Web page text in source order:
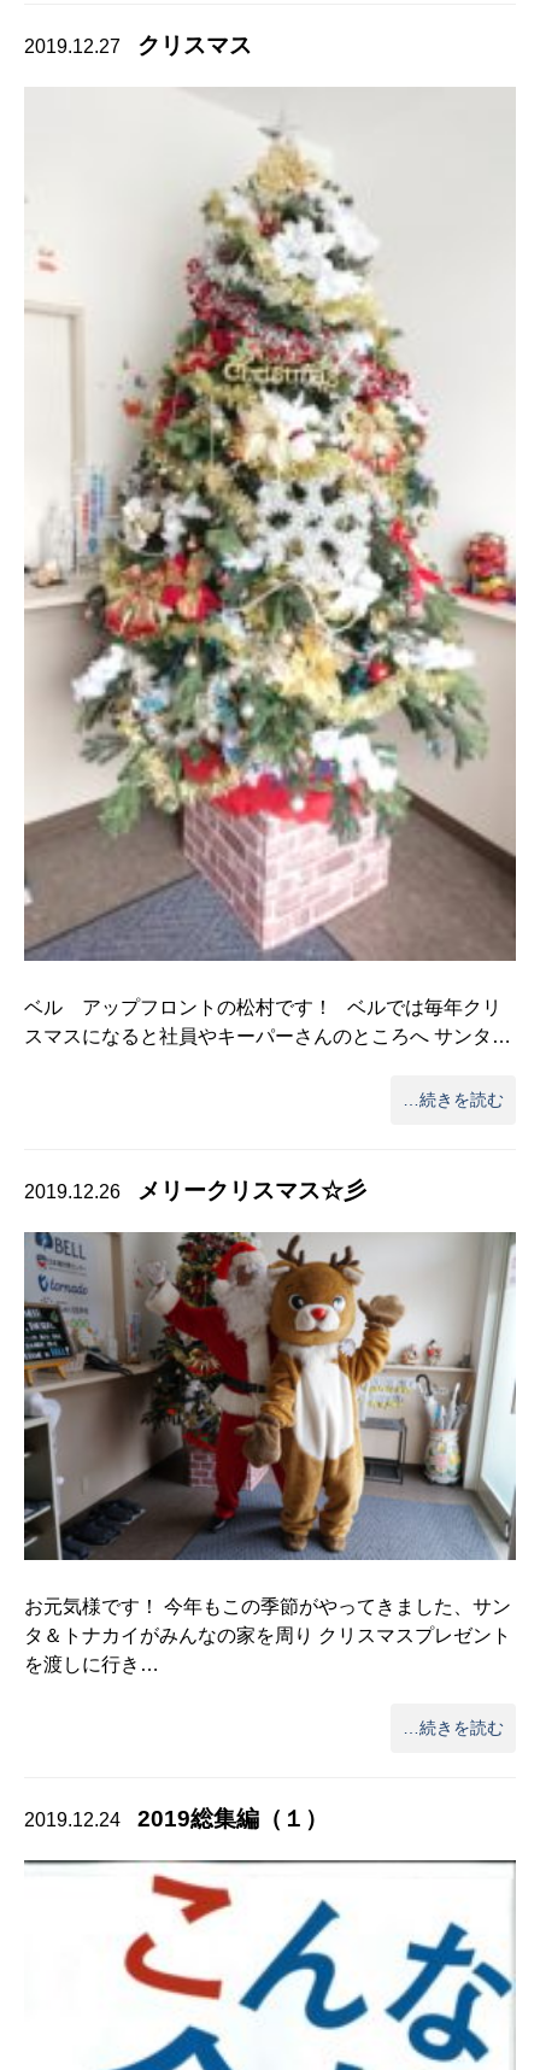
2019.12.27 クリスマス
ベル アップフロントの松村です！ ベルでは毎年クリ
スマスになると社員やキーパーさんのところへ サンタ…
…続きを読む
2019.12.26 メリークリスマス☆彡
お元気様です！ 今年もこの季節がやってきました、サン
タ＆トナカイがみんなの家を周り クリスマスプレゼント
を渡しに行き…
…続きを読む
2019.12.24 2019総集編（１）